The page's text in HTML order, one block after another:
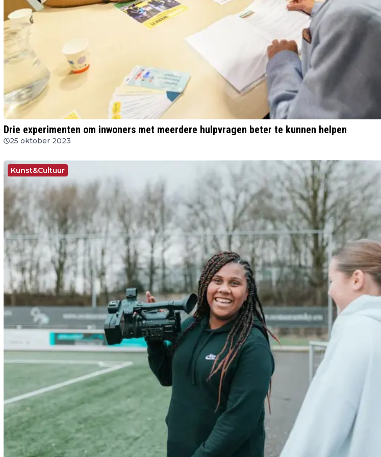
Drie experimenten om inwoners met meerdere hulpvragen beter te kunnen helpen
25 oktober 2023
Kunst&Cultuur